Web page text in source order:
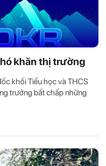
khăn thị trường
khối Tiểu học và THCS
trưởng bất chấp những